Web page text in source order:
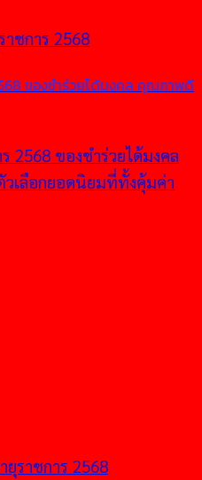
ของชำร่วยได้มงคล คุณภาพดี
2568 ของชำร่วยได้มงคล
เลือกยอดนิยมที่ทั้งคุ้มค่า